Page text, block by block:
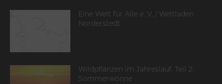
Eine Welt für Alle e. V. / Weltladen
Norderstedt
Wildpflanzen im Jahreslauf. Teil 2:
Sommerwonne